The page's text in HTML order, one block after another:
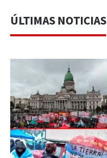
ÚLTIMAS NOTICIAS